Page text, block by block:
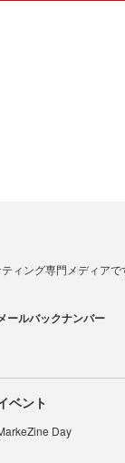
ィング専門メディアで
ールバックナンバー
ベント
Day